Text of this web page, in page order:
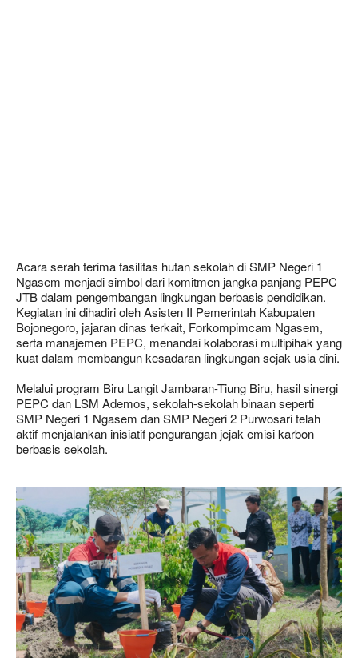
Acara serah terima fasilitas hutan sekolah di SMP Negeri 1
Ngasem menjadi simbol dari komitmen jangka panjang PEPC
JTB dalam pengembangan lingkungan berbasis pendidikan.
Kegiatan ini dihadiri oleh Asisten II Pemerintah Kabupaten
Bojonegoro, jajaran dinas terkait, Forkompimcam Ngasem,
serta manajemen PEPC, menandai kolaborasi multipihak yang
kuat dalam membangun kesadaran lingkungan sejak usia dini.
Melalui program Biru Langit Jambaran-Tiung Biru, hasil sinergi
PEPC dan LSM Ademos, sekolah-sekolah binaan seperti
SMP Negeri 1 Ngasem dan SMP Negeri 2 Purwosari telah
aktif menjalankan inisiatif pengurangan jejak emisi karbon
berbasis sekolah.